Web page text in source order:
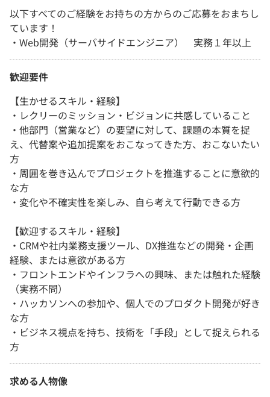
以下すべてのご経験をお持ちの方からのご応募をおまちし
ています！
・Web開発（サーバサイドエンジニア） 実務１年以上
歓迎要件
【生かせるスキル・経験】
・レクリーのミッション・ビジョンに共感していること
・他部門（営業など）の要望に対して、課題の本質を捉
え、代替案や追加提案をおこなってきた方、おこないたい
方
・周囲を巻き込んでプロジェクトを推進することに意欲的
な方
・変化や不確実性を楽しみ、自ら考えて行動できる方
【歓迎するスキル・経験】
・CRMや社内業務支援ツール、DX推進などの開発・企画
経験、または意欲がある方
・フロントエンドやインフラへの興味、または触れた経験
（実務不問）
・ハッカソンへの参加や、個人でのプロダクト開発が好き
な方
・ビジネス視点を持ち、技術を「手段」として捉えられる
方
求める人物像